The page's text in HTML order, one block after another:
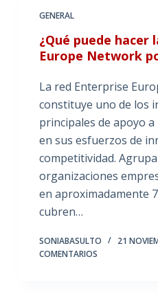
GENERAL
¿Qué puede hacer
Europe Network
La red Enterprise
constituye uno de los
principales de apoyo
en sus esfuerzos de
competitividad.
organizaciones
en aproximadamente
cubren…
SONIABASULTO 21
COMENTARIOS